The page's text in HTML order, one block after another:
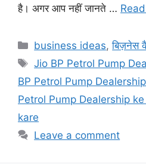
है। अगर आप नहीं जानते …
Categories
business ideas,बिज़नेस
Tags
Jio BP Petrol Pump
BP Petrol Pump
Petrol Pump Dealership
kare
Leave a comment